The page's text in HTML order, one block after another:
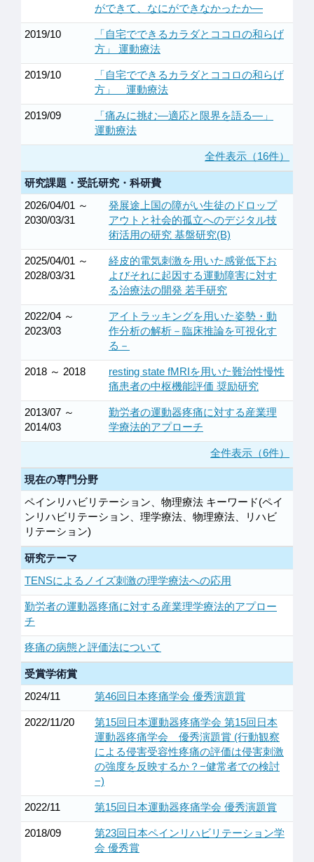
ができて、なにができなかったか―
2019/10
「自宅でできるカラダとココロの和らげ
方」 運動療法
2019/10
「自宅でできるカラダとココロの和らげ
方」 運動療法
2019/09
「痛みに挑む―適応と限界を語る―」
運動療法
全件表示（16件）
研究課題・受託研究・科研費
2026/04/01 ～
2030/03/31
発展途上国の障がい生徒のドロップ
アウトと社会的孤立へのデジタル技
術活用の研究 基盤研究(B)
2025/04/01 ～
2028/03/31
経皮的電気刺激を用いた感覚低下お
よびそれに起因する運動障害に対す
る治療法の開発 若手研究
2022/04 ～
2023/03
アイトラッキングを用いた姿勢・動
作分析の解析－臨床推論を可視化す
る－
2018 ～ 2018
resting state fMRIを用いた難治性慢性
痛患者の中枢機能評価 奨励研究
2013/07 ～
2014/03
勤労者の運動器疼痛に対する産業理
学療法的アプローチ
全件表示（6件）
現在の専門分野
ペインリハビリテーション、物理療法 キーワード(ペイ
ンリハビリテーション、理学療法、物理療法、リハビ
リテーション)
研究テーマ
TENSによるノイズ刺激の理学療法への応用
勤労者の運動器疼痛に対する産業理学療法的アプロー
チ
疼痛の病態と評価法について
受賞学術賞
2024/11
第46回日本疼痛学会 優秀演題賞
2022/11/20
第15回日本運動器疼痛学会 第15回日本
運動器疼痛学会 優秀演題賞 (行動観察
による侵害受容性疼痛の評価は侵害刺激
の強度を反映するか？−健常者での検討
−)
2022/11 第15回日本運動器疼痛学会 優秀演題賞
2018/09
第23回日本ペインリハビリテーション学
会 優秀賞